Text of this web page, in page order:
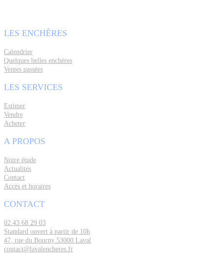
LES ENCHÈRES
Calendrier
Quelques belles enchères
Ventes passées
LES SERVICES
Estimer
Vendre
Acheter
A PROPOS
Notre étude
Actualités
Contact
Accès et horaires
CONTACT
02 43 68 29 03
Standard ouvert à partir de 10h
47, rue du Bourny 53000 Laval
contact@lavalencheres.fr